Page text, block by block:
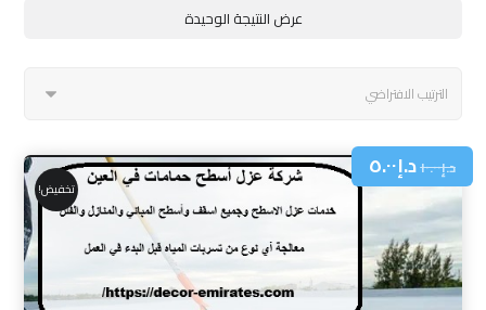
عرض النتيجة الوحيدة
د.إ١٠.٠٠د.إ٥.٠٠
تخفيض!